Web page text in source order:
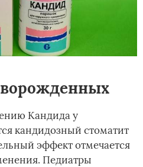
Кандида у
кандидозный стоматит
эффект отмечается
Педиатры